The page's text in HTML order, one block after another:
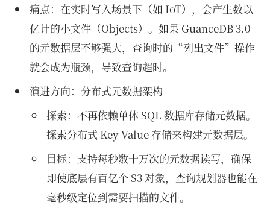
痛点：在实时写入场景下（如 IoT），会产生数以
亿计的小文件（Objects）。如果 GuanceDB 3.0
的元数据层不够强大，查询时的“列出文件”操作
就会成为瓶颈，导致查询超时。
演进方向：分布式元数据架构
探索：不再依赖单体 SQL 数据库存储元数据。
探索分布式 Key-Value 存储来构建元数据层。
目标：支持每秒数十万次的元数据读写，确保
即使底层有百亿个 S3 对象，查询规划器也能在
毫秒级定位到需要扫描的文件。